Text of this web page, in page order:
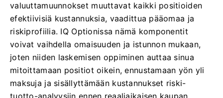
valuuttamuunnokset muuttavat kaikki positioiden
efektiivisiä kustannuksia, vaadittua pääomaa ja
riskiprofiilia. IQ Optionissa nämä komponentit
voivat vaihdella omaisuuden ja istunnon mukaan,
joten niiden laskemisen oppiminen auttaa sinua
mitoittamaan positiot oikein, ennustamaan yön yli
maksuja ja sisällyttämään kustannukset riski-
tuotto-analyysiin ennen reaaliaikaisen kaupan